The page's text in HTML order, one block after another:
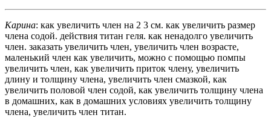
Карина: как увеличить член на 2 3 см. как увеличить размер
члена содой. действия титан геля. как ненадолго увеличить
член. заказать увеличить член, увеличить член возрасте,
маленький член как увеличить, можно с помощью помпы
увеличить член, как увеличить приток члену, увеличить
длину и толщину члена, увеличить член смазкой, как
увеличить половой член содой, как увеличить толщину члена
в домашних, как в домашних условиях увеличить толщину
члена, увеличить член титан.